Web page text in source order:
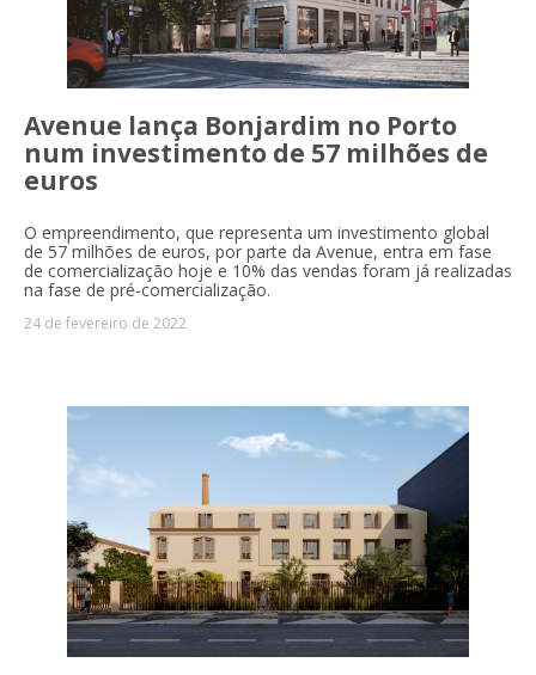
Avenue lança Bonjardim no Porto
num investimento de 57 milhões de
euros
O empreendimento, que representa um investimento global
de 57 milhões de euros, por parte da Avenue, entra em fase
de comercialização hoje e 10% das vendas foram já realizadas
na fase de pré-comercialização.
24 de fevereiro de 2022